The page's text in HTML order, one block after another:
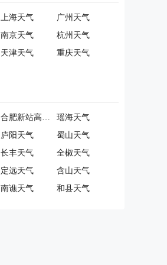
上海天气
广州天气
南京天气
杭州天气
天津天气 重庆天气
合肥新站高新技术产业开发区天气
瑶海天气
庐阳天气
蜀山天气
长丰天气
全椒天气
定远天气
含山天气
南谯天气 和县天气